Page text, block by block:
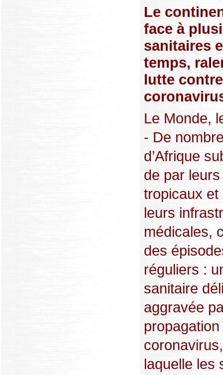
Le
face à
sanitaires
temps,
lutte
Le Monde,
- De
d’Afrique
de par
tropicaux et
leurs
médicales,
des
réguliers :
sanitaire
aggravée
propagation
laquelle les